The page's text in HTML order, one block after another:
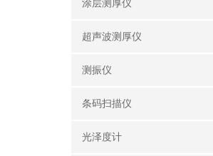
涂层测厚仪
超声波测厚仪
测振仪
条码扫描仪
光泽度计